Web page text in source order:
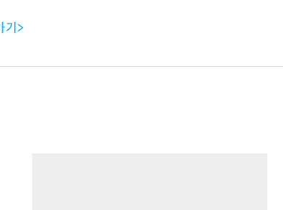
기>